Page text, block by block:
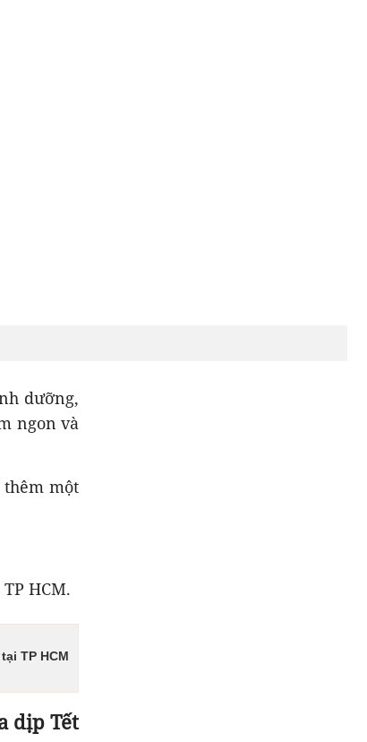
dưỡng,
ngon và
một
HCM.
TP HCM
dịp Tết